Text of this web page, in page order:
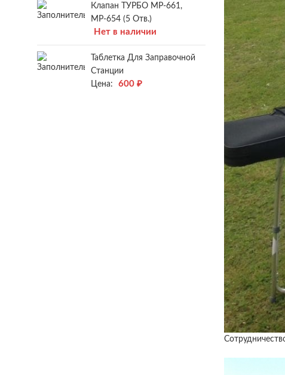
Клапан ТУРБО МР-661,
МР-654 (5 Отв.)
Нет в наличии
Таблетка Для Заправочной
Станции
Цена:
600 ₽